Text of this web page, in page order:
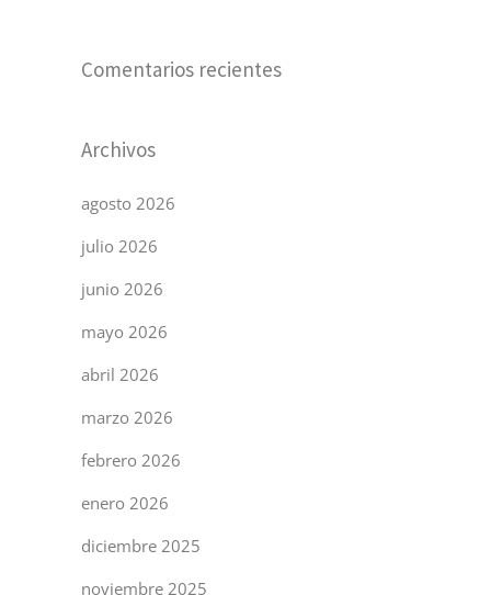
Comentarios recientes
Archivos
agosto 2026
julio 2026
junio 2026
mayo 2026
abril 2026
marzo 2026
febrero 2026
enero 2026
diciembre 2025
noviembre 2025